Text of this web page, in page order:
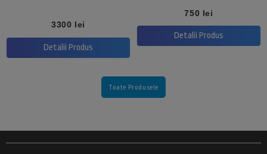
Pret
3300 lei
Detalii Produs
Pret
750 lei
Detalii Produs
Toate Produsele